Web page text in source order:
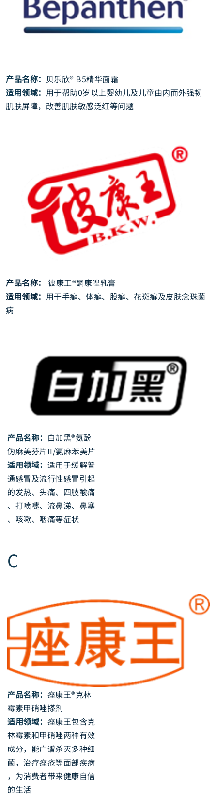
产品名称： 贝乐欣® B5精华面霜
适用领域： 用于帮助0岁以上婴幼儿及儿童由内而外强韧
肌肤屏障，改善肌肤敏感泛红等问题
产品名称：
彼康王®酮康唑乳膏
适用领域： 用于手癣、体癣、股癣、花斑癣及皮肤念珠菌
病
产品名称： 白加黑®氨酚
伪麻美芬片II/氨麻苯美片
适用领域： 适用于缓解普
通感冒及流行性感冒引起
的发热、头痛、四肢酸痛
、打喷嚏、流鼻涕、鼻塞
、咳嗽、咽痛等症状
C
产品名称： 痤康王®克林
霉素甲硝唑搽剂
适用领域： 痤康王包含克
林霉素和甲硝唑两种有效
成分，能广谱杀灭多种细
菌，治疗痤疮等面部疾病
，为消费者带来健康自信
的生活